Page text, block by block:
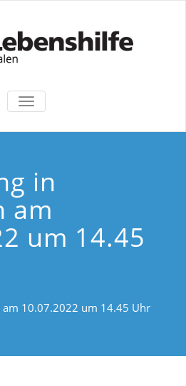
TOGGLE
in
am
um 14.45
am 10.07.2022 um 14.45 Uhr